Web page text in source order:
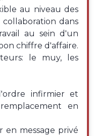
des
dans
au sein d'un
chiffre d'affaire.
le muy, les
infirmier et
en
en message privé